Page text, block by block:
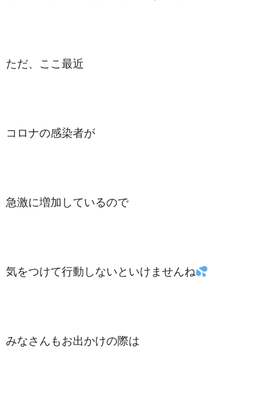
ただ、ここ最近
コロナの感染者が
急激に増加しているので
気をつけて行動しないといけませんね
みなさんもお出かけの際は